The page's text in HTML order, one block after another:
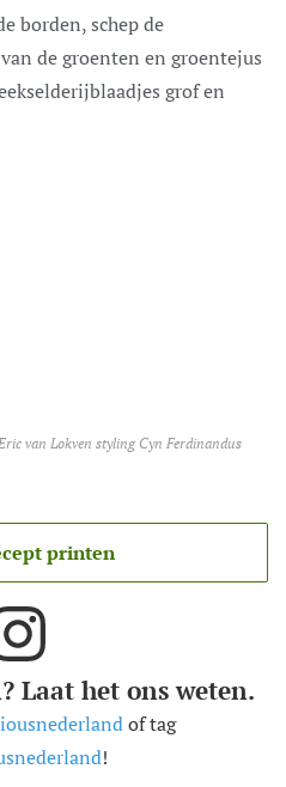
borden, schep de
de groenten en groentejus
grof en
printen
Laat het ons weten.
of tag
!